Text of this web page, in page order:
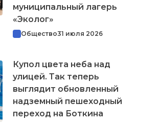
муниципальный лагерь
«Эколог»
Общество31 июля 2026
Купол цвета неба над
улицей. Так теперь
выглядит обновленный
надземный пешеходный
переход на Боткина